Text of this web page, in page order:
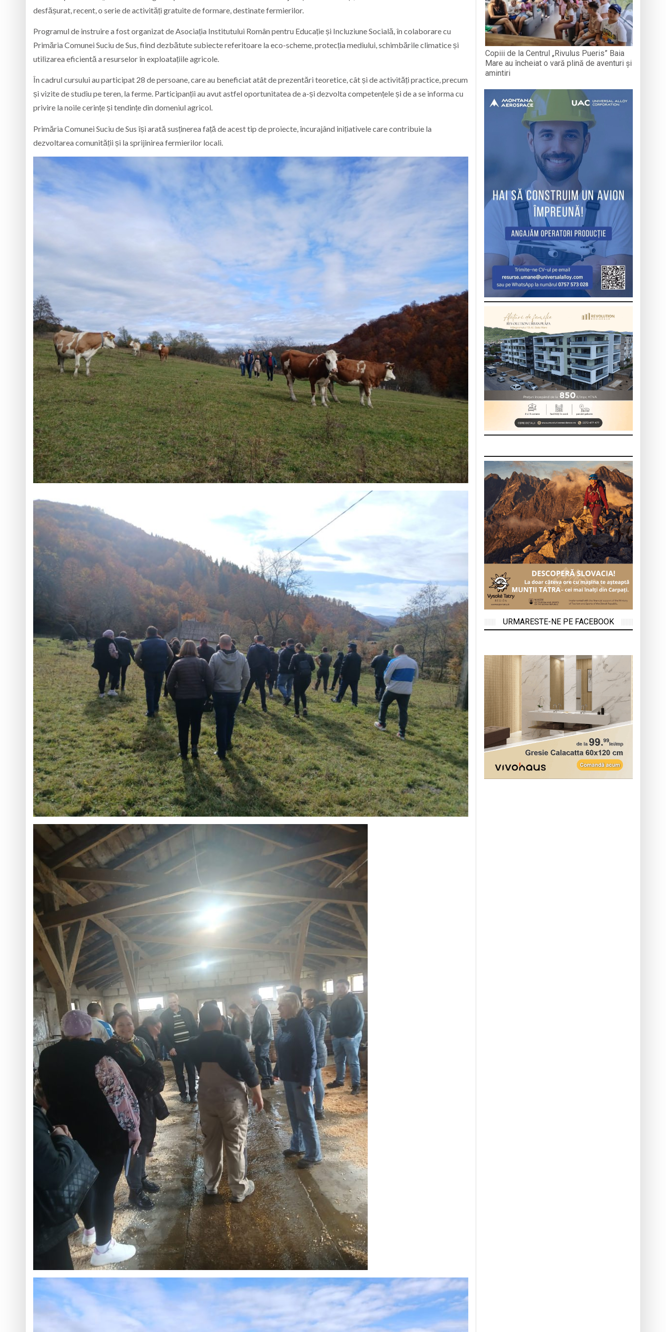
desfășurat, recent, o serie de activități gratuite de formare, destinate fermierilor.
Programul de instruire a fost organizat de Asociația Institutului Român pentru Educație și Incluziune Socială, în colaborare cu
Primăria Comunei Suciu de Sus, fiind dezbătute subiecte referitoare la eco-scheme, protecția mediului, schimbările climatice și
utilizarea eficientă a resurselor în exploatațiile agricole.
În cadrul cursului au participat 28 de persoane, care au beneficiat atât de prezentări teoretice, cât și de activități practice, precum
și vizite de studiu pe teren, la ferme. Participanții au avut astfel oportunitatea de a-și dezvolta competențele și de a se informa cu
privire la noile cerințe și tendințe din domeniul agricol.
Primăria Comunei Suciu de Sus își arată susținerea față de acest tip de proiecte, încurajând inițiativele care contribuie la
dezvoltarea comunității și la sprijinirea fermierilor locali.
Copiii de la Centrul „Rivulus Pueris” Baia
Mare au încheiat o vară plină de aventuri și
amintiri
URMARESTE-NE PE FACEBOOK